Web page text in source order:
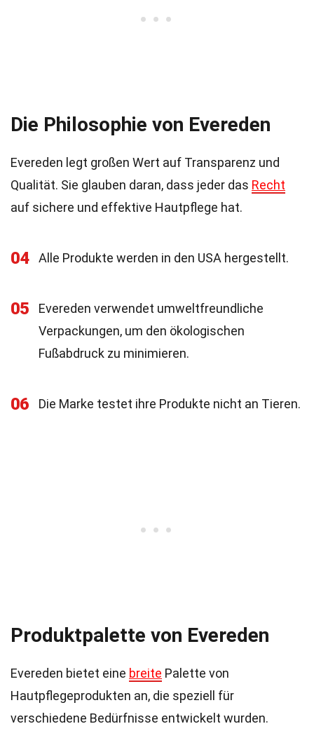
Die Philosophie von Evereden
Evereden legt großen Wert auf Transparenz und
Qualität. Sie glauben daran, dass jeder das Recht
auf sichere und effektive Hautpflege hat.
04 Alle Produkte werden in den USA hergestellt.
05
Evereden verwendet umweltfreundliche
Verpackungen, um den ökologischen
Fußabdruck zu minimieren.
06 Die Marke testet ihre Produkte nicht an Tieren.
Produktpalette von Evereden
Evereden bietet eine breite Palette von
Hautpflegeprodukten an, die speziell für
verschiedene Bedürfnisse entwickelt wurden.